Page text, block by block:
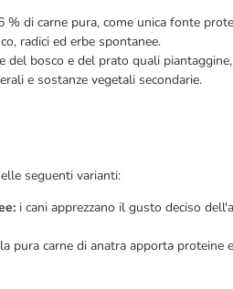
di carne pura, come unica fonte
radici ed erbe spontanee.
bosco e del prato quali
e sostanze vegetali secondarie.
seguenti varianti:
i cani apprezzano il gusto deciso
la pura carne di anatra apporta proteine